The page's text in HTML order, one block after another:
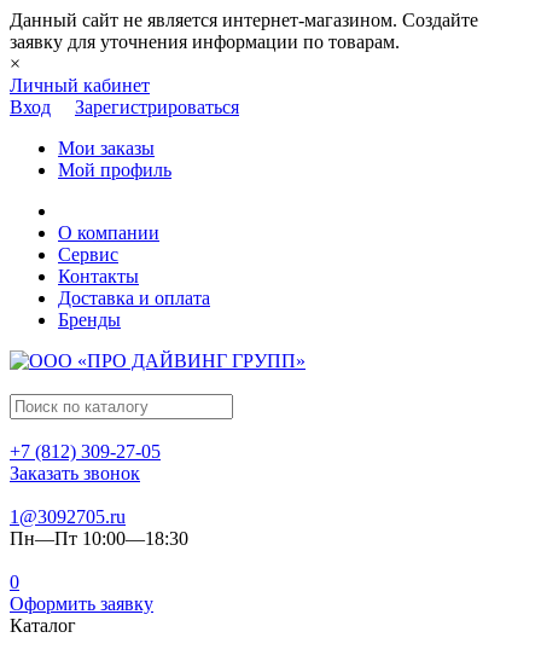
Данный сайт не является интернет-магазином. Создайте
заявку для уточнения информации по товарам.
×
Личный кабинет
Вход
Зарегистрироваться
Мои заказы
Мой профиль
О компании
Сервис
Контакты
Доставка и оплата
Бренды
+7 (812) 309-27-05
Заказать звонок
1@3092705.ru
Пн—Пт 10:00—18:30
0
Оформить заявку
Каталог